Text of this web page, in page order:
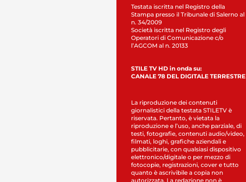
Testata iscritta nel Registro della
Stampa presso il Tribunale di Salerno al
n. 34/2009
Società iscritta nel Registro degli
Operatori di Comunicazione c/o
l’AGCOM al n. 20133
STILE TV HD in onda su:
CANALE 78 DEL DIGITALE TERRESTRE
La riproduzione dei contenuti
giornalistici della testata STILETV è
riservata. Pertanto, è vietata la
riproduzione e l’uso, anche parziale, di
testi, fotografie, contenuti audio/video,
filmati, loghi, grafiche aziendali e
pubblicitarie, con qualsiasi dispositivo
elettronico/digitale o per mezzo di
fotocopie, registrazioni, cover e tutto
quanto è ascrivibile a copia non
autorizzata. La redazione non è